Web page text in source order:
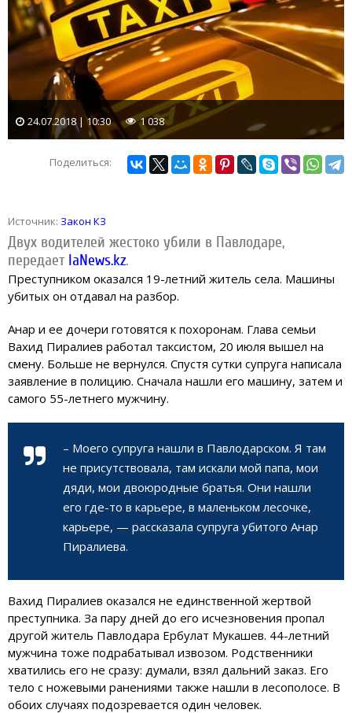
24.07.2018 | 10:30 1 038
Поделиться:
Источник: Закон КЗ
Двух водителей жестоко убили в Павлодаре,
передает IaNews.kz.
Преступником оказался 19-летний житель села. Машины
убитых он отдавал на разбор.
Анар и ее дочери готовятся к похоронам. Глава семьи
Вахид Пиралиев работал таксистом, 20 июля вышел на
смену. Больше не вернулся. Спустя сутки супруга написала
заявление в полицию. Сначала нашли его машину, затем и
самого 55-летнего мужчину.
– Моего супруга нашли в Павлодарском. Я там
не присутствовала, там искали мой папа, мои
дяди, мои двоюродные братья. Они нашли
его где-то в карьере, в маленьком лесочке,
карьере, — рассказала супруга убитого Анар
Пиралиева.
Вахид Пиралиев оказался не единственной жертвой
преступника. За пару дней до его исчезновения пропал
другой житель Павлодара Ербулат Мукашев. 44-летний
мужчина тоже подрабатывал извозом. Родственники
хватились его не сразу: думали, взял дальний заказ. Его
тело с ножевыми ранениями также нашли в лесополосе. В
обоих случаях подозревается один человек.